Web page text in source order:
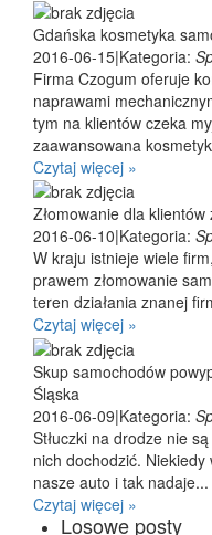
Gdańska kosmetyka
2016-06-15|Kategoria:
Firma Czogum oferuje
naprawami
tym na klientów czeka
zaawansowana
Czytaj więcej »
Złomowanie dla klientów
2016-06-10|Kategoria:
W kraju istnieje wiele
prawem złomowanie
teren działania znanej
Czytaj więcej »
Skup samochodów
Śląska
2016-06-09|Kategoria:
Stłuczki na drodze nie
nich dochodzić.
nasze auto i tak nadaje...
Czytaj więcej »
Losowe posty